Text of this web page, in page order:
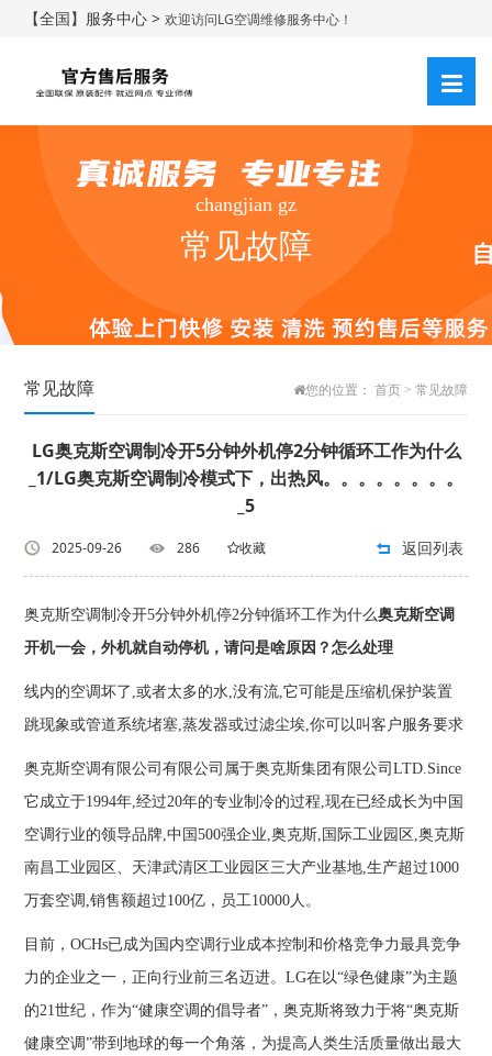
【全国】服务中心 >欢迎访问LG空调维修服务中心！
changjian gz
常见故障
常见故障 您的位置： 首页> 常见故障
LG奥克斯空调制冷开5分钟外机停2分钟循环工作为什么
_1/LG奥克斯空调制冷模式下，出热风。。。。。。。。
_5
2025-09-26 286 收藏 返回列表
奥克斯空调制冷开5分钟外机停2分钟循环工作为什么奥克斯空调
开机一会，外机就自动停机，请问是啥原因？怎么处理
线内的空调坏了,或者太多的水,没有流,它可能是压缩机保护装置
跳现象或管道系统堵塞,蒸发器或过滤尘埃,你可以叫客户服务要求
奥克斯空调有限公司有限公司属于奥克斯集团有限公司LTD.Since
它成立于1994年,经过20年的专业制冷的过程,现在已经成长为中国
空调行业的领导品牌,中国500强企业,奥克斯,国际工业园区,奥克斯
南昌工业园区、天津武清区工业园区三大产业基地,生产超过1000
万套空调,销售额超过100亿，员工10000人。
目前，OCHs已成为国内空调行业成本控制和价格竞争力最具竞争
力的企业之一，正向行业前三名迈进。LG在以“绿色健康”为主题
的21世纪，作为“健康空调的倡导者”，奥克斯将致力于将“奥克斯
健康空调”带到地球的每一个角落，为提高人类生活质量做出最大